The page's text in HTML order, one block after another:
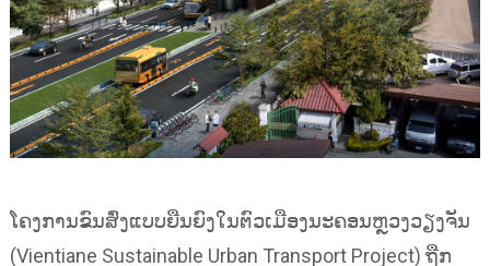
ໂຄງການຂົນສົ່ງແບບຍືນຍົງໃນຕົວເມືອງນະຄອນຫຼວງວຽງຈັນ
(Vientiane Sustainable Urban Transport Project) ຖືກ